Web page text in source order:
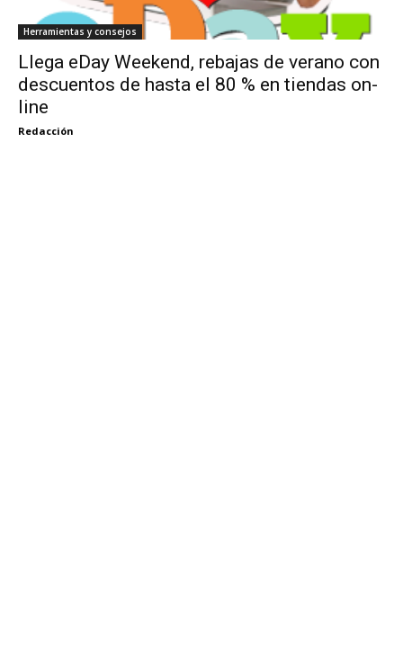
Herramientas y consejos
Llega eDay Weekend, rebajas de verano con
descuentos de hasta el 80 % en tiendas on-
line
Redacción